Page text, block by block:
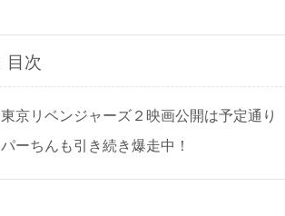
目次
東京リベンジャーズ２映画公開は予定通り
パーちんも引き続き爆走中！